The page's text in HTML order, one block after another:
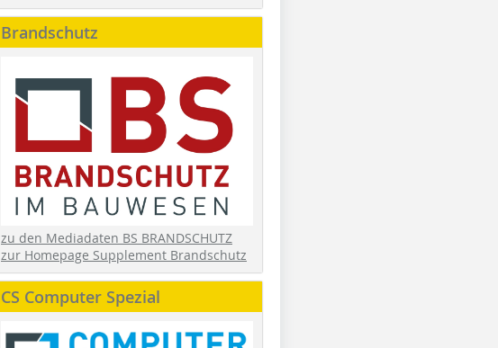
Brandschutz
zu den Mediadaten BS BRANDSCHUTZ
zur Homepage Supplement Brandschutz
CS Computer Spezial